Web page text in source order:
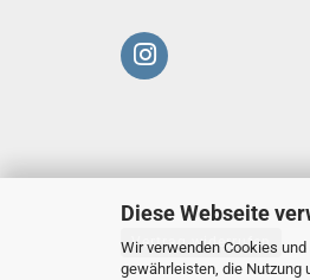
Diese Webseite
Wir verwenden Cookies
gewährleisten, die Nutzung
Vertrag widerrufen